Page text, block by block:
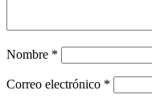
Nombre *
Correo electrónico *